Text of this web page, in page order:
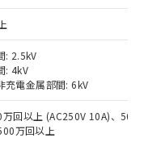
: 2.5kV
: 4kV
充電金属部間: 6kV
万回以上 (AC250V 10A)、50
万回以上
同意のうえ
10物質）の
能な商品で
質）の非含
予定のある
（10物質）の
品を出す予